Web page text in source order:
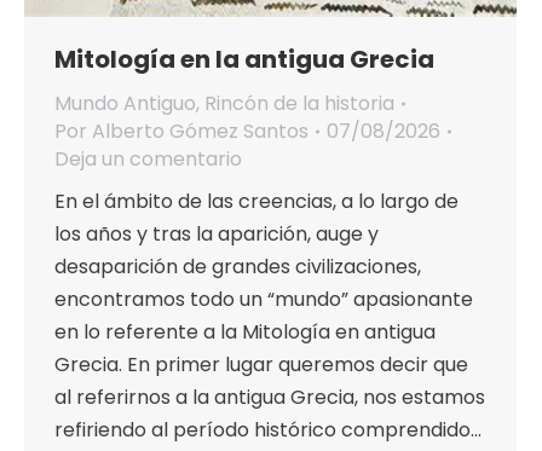
Mitología en la antigua Grecia
Mundo Antiguo, Rincón de la historia
Por Alberto Gómez Santos
07/08/2026
Deja un comentario
En el ámbito de las creencias, a lo largo de
los años y tras la aparición, auge y
desaparición de grandes civilizaciones,
encontramos todo un “mundo” apasionante
en lo referente a la Mitología en antigua
Grecia. En primer lugar queremos decir que
al referirnos a la antigua Grecia, nos estamos
refiriendo al período histórico comprendido…